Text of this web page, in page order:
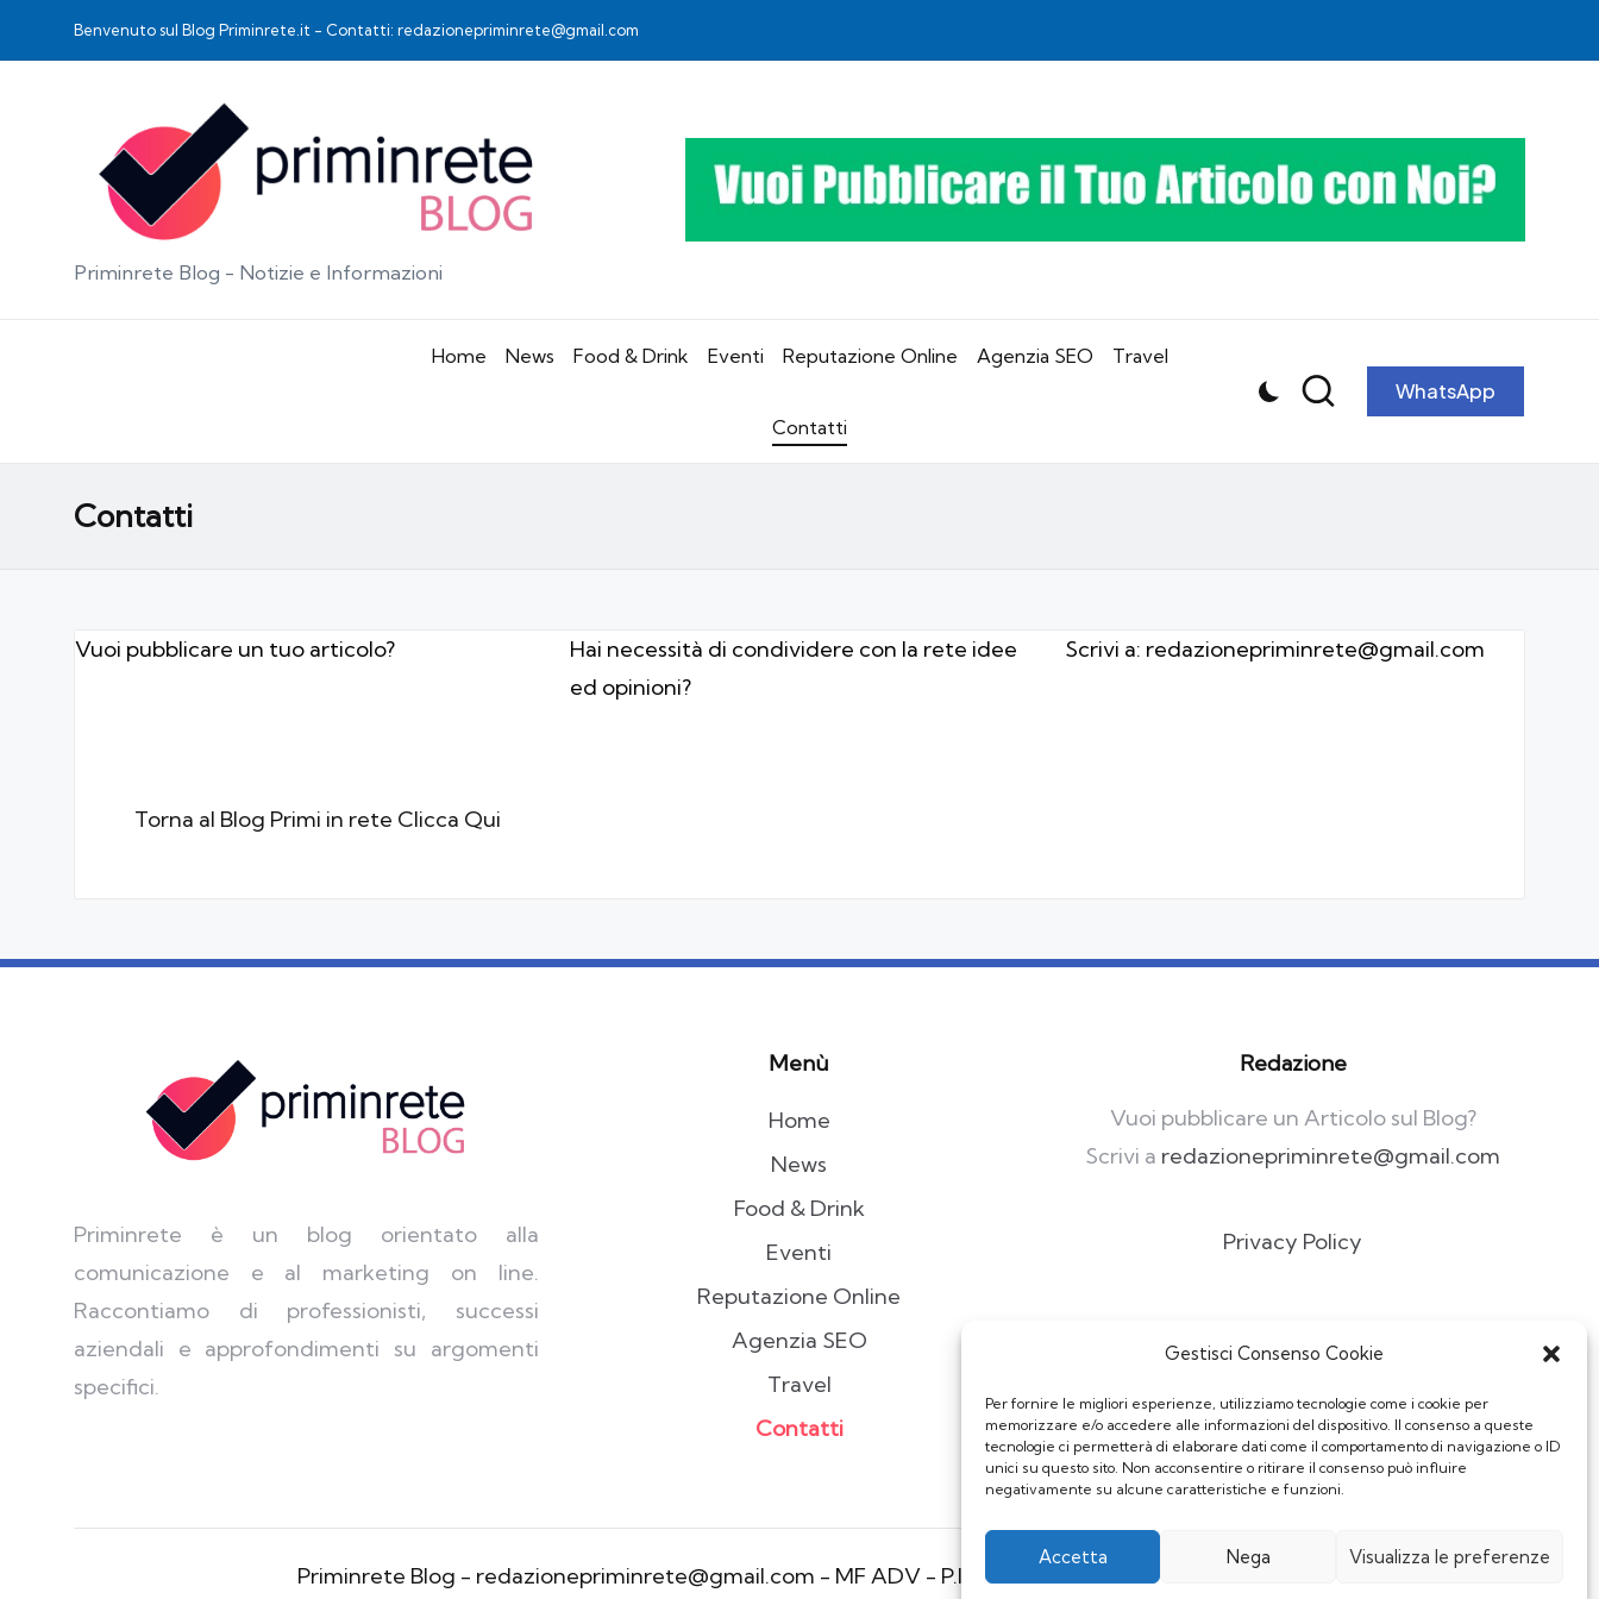
Gestisci Consenso Cookie
Per fornire le migliori esperienze, utilizziamo tecnologie come i cookie per
memorizzare e/o accedere alle informazioni del dispositivo. Il consenso a queste
tecnologie ci permetterà di elaborare dati come il comportamento di navigazione o ID
unici su questo sito. Non acconsentire o ritirare il consenso può influire
negativamente su alcune caratteristiche e funzioni.
Accetta Nega Visualizza le preferenze
Benvenuto sul Blog Priminrete.it - Contatti: redazionepriminrete@gmail.com
Priminrete Blog - Notizie e Informazioni
Home News Food & Drink Eventi Reputazione Online Agenzia SEO Travel
Contatti
WhatsApp
Contatti
Vuoi pubblicare un tuo articolo?
Hai necessità di condividere con la rete idee
ed opinioni?
Scrivi a: redazionepriminrete@gmail.com
Torna al Blog Primi in rete Clicca Qui
Priminrete è un blog orientato alla
comunicazione e al marketing on line.
Raccontiamo di professionisti, successi
aziendali e approfondimenti su argomenti
specifici.
Menù
Home
News
Food & Drink
Eventi
Reputazione Online
Agenzia SEO
Travel
Contatti
Redazione
Vuoi pubblicare un Articolo sul Blog?
Scrivi a redazionepriminrete@gmail.com
Privacy Policy
Priminrete Blog - redazionepriminrete@gmail.com - MF ADV - P.Iva:09942601213 - Copyright 2025